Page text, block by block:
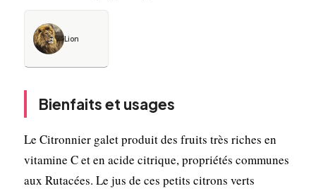
Lion
Bienfaits et usages
Le Citronnier galet produit des fruits très riches en
vitamine C et en acide citrique, propriétés communes
aux Rutacées. Le jus de ces petits citrons verts